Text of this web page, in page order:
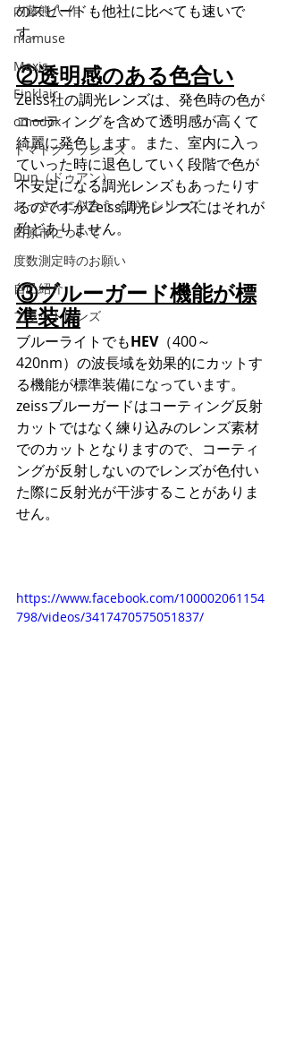
内藤熊八 作
mamuse
Maxis
Einklair
omodok
トマトグラッシーズ
Dun（ドゥアン）
おっさんに似合うメガネシリーズ
田原市について
度数測定時のお願い
自己紹介
フラットレンズ
のスピードも他社に比べても速いで
す。
②透明感のある色合い
Zeiss社の調光レンズは、発色時の色が
コーティングを含めて透明感が高くて
綺麗に発色します。また、室内に入っ
ていった時に退色していく段階で色が
不安定になる調光レンズもあったりす
るのですがZeiss調光レンズにはそれが
殆どありません。
③ブルーガード機能が標
準装備
ブルーライトでもHEV（400～
420nm）の波長域を効果的にカットす
る機能が標準装備になっています。
zeissブルーガードはコーティング反射
カットではなく練り込みのレンズ素材
でのカットとなりますので、コーティ
ングが反射しないのでレンズが色付い
た際に反射光が干渉することがありま
せん。
https://www.facebook.com/100002061154
798/videos/3417470575051837/